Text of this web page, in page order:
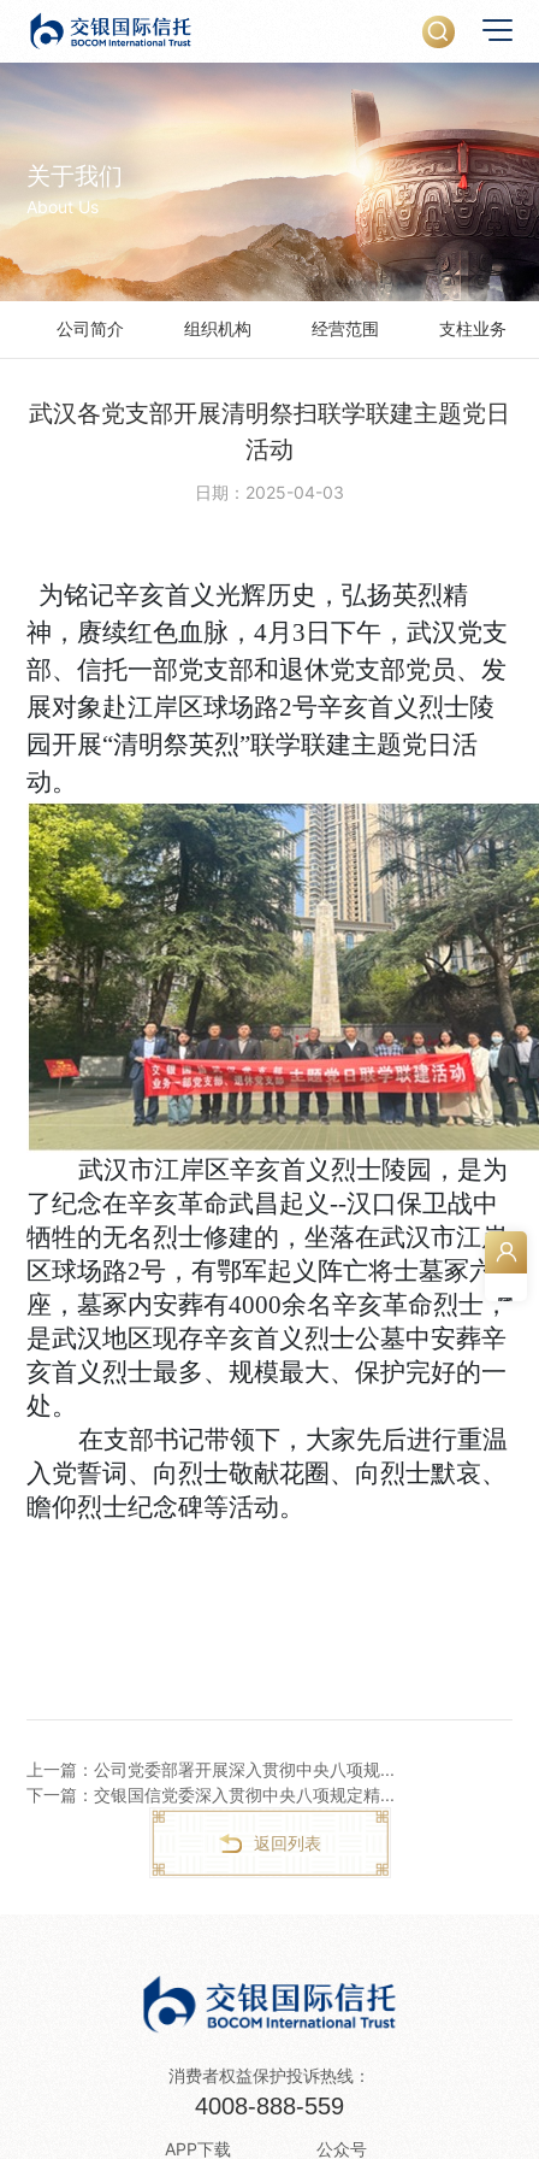
关于我们
About Us
公司简介 组织机构 经营范围 支柱业务
武汉各党支部开展清明祭扫联学联建主题党日
活动
日期：2025-04-03
为铭记辛亥首义光辉历史，弘扬英烈精
神，赓续红色血脉，4月 3 日下午，武汉党支
部、信托一部党支部和退休党支部党员、发
展对象赴江岸区球场路2号辛亥首义烈士陵
园开展“清明祭英烈”联学联建主题党日活
动。
武汉市江岸区辛亥首义烈士陵园，是为
了纪念在辛亥革命武昌起义--汉口保卫战中
牺牲的无名烈士修建的，坐落在武汉市江岸
区球场路2号，有鄂军起义阵亡将士墓冢六
座，墓冢内安葬有4000余名辛亥革命烈士，
是武汉地区现存辛亥首义烈士公墓中安葬辛
亥首义烈士最多、规模最大、保护完好的一
处。
在支部书记带领下，大家先后进行重温
入党誓词、向烈士敬献花圈、向烈士默哀、
瞻仰烈士纪念碑等活动。
上一篇：公司党委部署开展深入贯彻中央八项规...
返回列表
下一篇：交银国信党委深入贯彻中央八项规定精...
消费者权益保护投诉热线：
4008-888-559
APP下载 公众号